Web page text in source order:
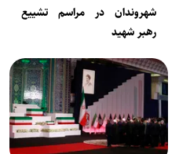
شهروندان در مراسم تشییع‌
رهبر شهید